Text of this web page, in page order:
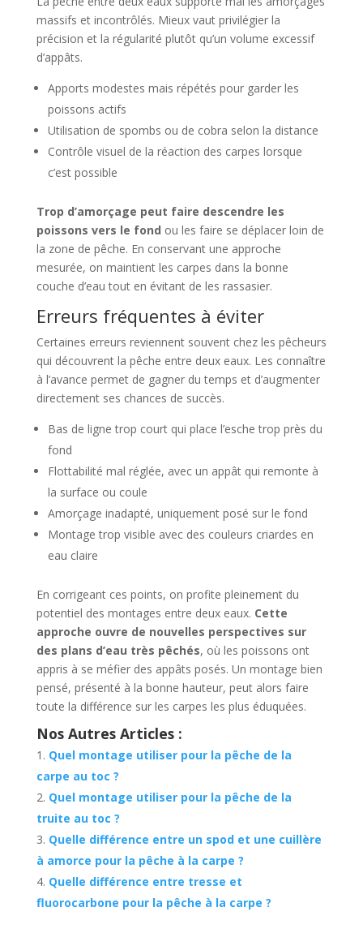
massifs et incontrôlés. Mieux vaut privilégier la
précision et la régularité plutôt qu’un volume excessif
d’appâts.
Apports modestes mais répétés pour garder les
poissons actifs
Utilisation de spombs ou de cobra selon la distance
Contrôle visuel de la réaction des carpes lorsque
c’est possible
Trop d’amorçage peut faire descendre les
poissons vers le fond ou les faire se déplacer loin de
la zone de pêche. En conservant une approche
mesurée, on maintient les carpes dans la bonne
couche d’eau tout en évitant de les rassasier.
Erreurs fréquentes à éviter
Certaines erreurs reviennent souvent chez les pêcheurs
qui découvrent la pêche entre deux eaux. Les connaître
à l’avance permet de gagner du temps et d’augmenter
directement ses chances de succès.
Bas de ligne trop court qui place l’esche trop près du
fond
Flottabilité mal réglée, avec un appât qui remonte à
la surface ou coule
Amorçage inadapté, uniquement posé sur le fond
Montage trop visible avec des couleurs criardes en
eau claire
En corrigeant ces points, on profite pleinement du
potentiel des montages entre deux eaux. Cette
approche ouvre de nouvelles perspectives sur
des plans d’eau très pêchés, où les poissons ont
appris à se méfier des appâts posés. Un montage bien
pensé, présenté à la bonne hauteur, peut alors faire
toute la différence sur les carpes les plus éduquées.
Nos Autres Articles :
Quel montage utiliser pour la pêche de la
carpe au toc ?
Quel montage utiliser pour la pêche de la
truite au toc ?
Quelle différence entre un spod et une cuillère
à amorce pour la pêche à la carpe ?
Quelle différence entre tresse et
fluorocarbone pour la pêche à la carpe ?